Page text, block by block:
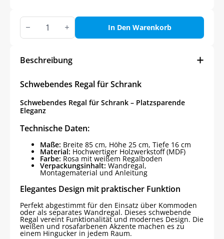
Schwebendes
Regal
für
In Den Warenkorb
Beschreibung
Schwebendes Regal für Schrank
Schwebendes Regal für Schrank – Platzsparende
Eleganz
Technische Daten:
Maße: Breite 85 cm, Höhe 25 cm, Tiefe 16 cm
Material: Hochwertiger Holzwerkstoff (MDF)
Farbe: Rosa mit weißem Regalboden
Verpackungsinhalt: Wandregal,
Montagematerial und Anleitung
Elegantes Design mit praktischer Funktion
Perfekt abgestimmt für den Einsatz über Kommoden
oder als separates Wandregal. Dieses schwebende
Regal vereint Funktionalität und modernes Design. Die
weißen und rosafarbenen Akzente machen es zu
einem Hingucker in jedem Raum.